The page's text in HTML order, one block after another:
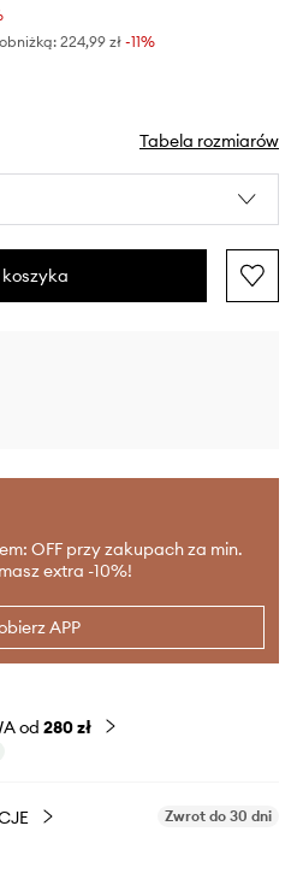
224,99 zł -11%
Tabela rozmiarów
OFF przy zakupach za min.
extra -10%!
APP
od 280 zł
Zwrot do 30 dni